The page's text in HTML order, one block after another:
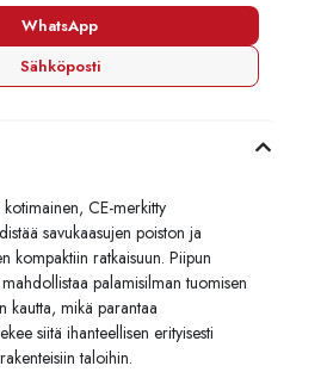
WhatsApp
Sähköposti
CE-merkitty
savukaasujen poiston ja
kompaktiin ratkaisuun. Piipun
palamisilman tuomisen
kautta, mikä parantaa
siitä ihanteellisen erityisesti
taloihin.